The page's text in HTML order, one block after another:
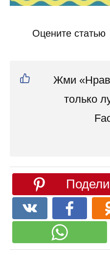
Оцените статью
Жми
только